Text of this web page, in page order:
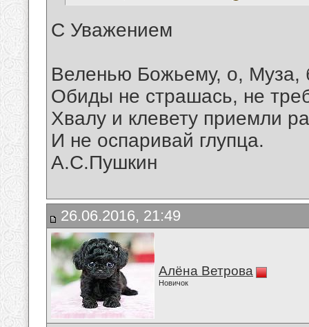
С Уважением
Веленью Божьему, о, Муза,
Обиды не страшась, не
Хвалу и клевету приемли
И не оспаривай глупца.
А.С.Пушкин
26.06.2016, 21:49
Алёна Ветрова
Новичок